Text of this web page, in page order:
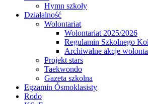
Hymn szkoły
Działalność
Wolontariat
Wolontariat 2025/2026
Regulamin Szkolnego
Archiwalne akcje
Projekt stars
Taekwondo
Gazeta szkolna
Egzamin Ósmoklasisty
Rodo